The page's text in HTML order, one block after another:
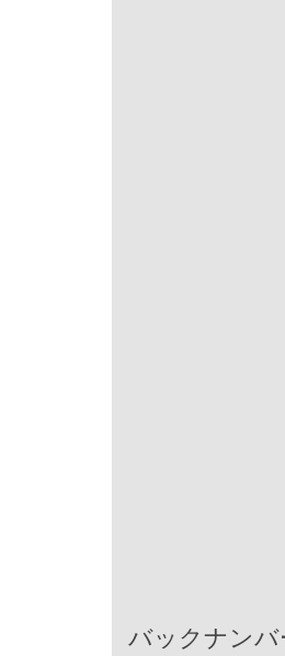
バックナンバ